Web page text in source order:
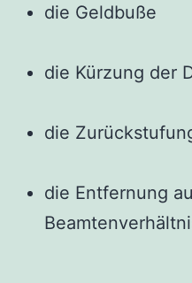
die Geldbuße
die Kürzung der
die
die Entfernung